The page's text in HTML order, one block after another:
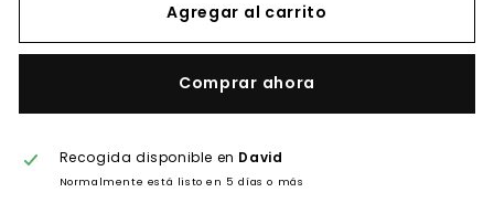
Agregar al carrito
Comprar ahora
Recogida disponible en David
Normalmente está listo en 5 días o más